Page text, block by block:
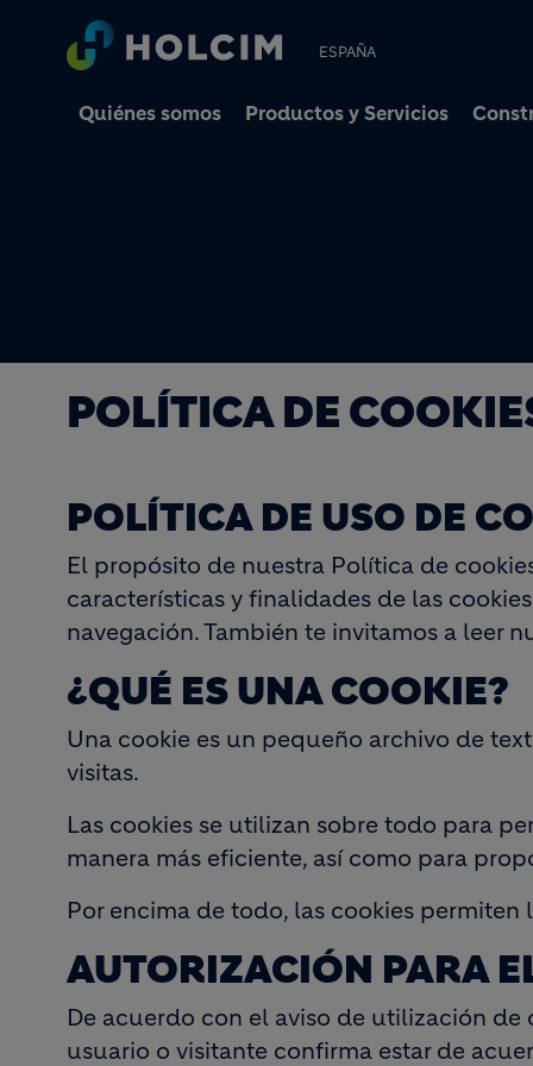
ESPAÑA
Quiénes somos Productos y Servicios
POLÍTICA DE
POLÍTICA DE USO DE
El propósito de nuestra Política de
características y finalidades de las
navegación. También te invitamos a leer
¿QUÉ ES UNA COOKIE?
Una cookie es un pequeño archivo de
visitas.
Las cookies se utilizan sobre todo para
manera más eficiente, así como para
Por encima de todo, las cookies
AUTORIZACIÓN PARA
De acuerdo con el aviso de utilización
usuario o visitante confirma estar de